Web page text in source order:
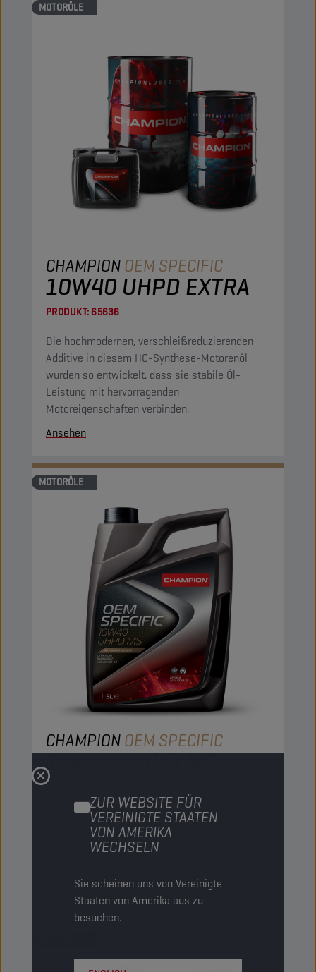
ZUR WEBSITE FÜR
VEREINIGTE STAATEN
VON AMERIKA
WECHSELN
Sie scheinen uns von Vereinigte
Staaten von Amerika aus zu
besuchen.
MOTORÖLE
CHAMPIONOEM SPECIFIC
10W40 UHPD EXTRA
PRODUKT: 65636
Die hochmodernen, verschleißreduzierenden
Additive in diesem HC-Synthese-Motorenöl
wurden so entwickelt, dass sie stabile Öl-
Leistung mit hervorragenden
Motoreigenschaften verbinden.
Ansehen
MOTORÖLE
CHAMPIONOEM SPECIFIC
10W40 UHPD MS
PRODUKT:
Ein halbsynthetisches Schmierstoff, der die
höchsten Leistungsstandards für große Lkws
erfüllt. Er kann für Motoren mit
Ansehen